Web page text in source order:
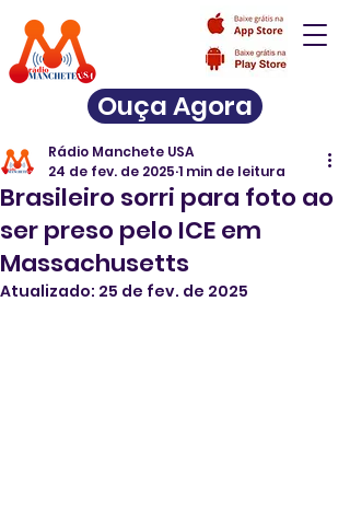
Ouça Agora
Brasileiro sorri para foto ao
ser preso pelo ICE em
Massachusetts
Rádio Manchete USA
24 de fev. de 2025 1 min de leitura
Atualizado: 25 de fev. de 2025